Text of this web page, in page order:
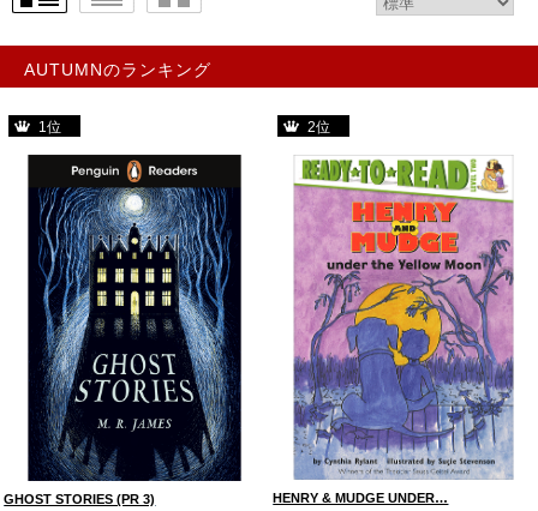
AUTUMNのランキング
1位
GHOST STORIES (PR 3)
2位
HENRY & MUDGE UNDER…